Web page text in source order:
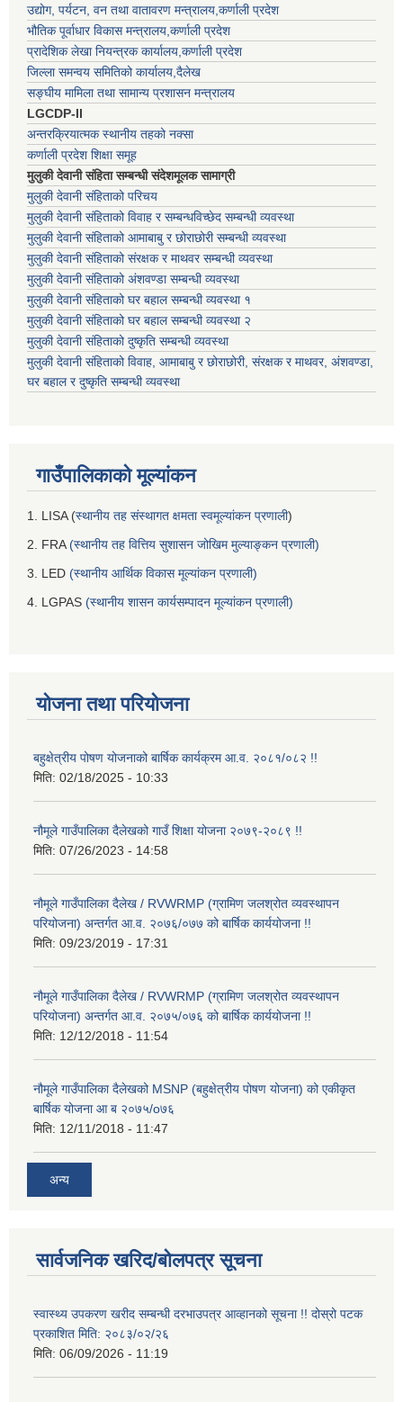
उद्योग, पर्यटन, वन तथा वातावरण मन्त्रालय,कर्णाली प्रदेश
भौतिक पूर्वाधार विकास मन्त्रालय,कर्णाली प्रदेश
प्रादेशिक लेखा नियन्त्रक कार्यालय,कर्णाली प्रदेश
जिल्ला समन्वय समितिको कार्यालय,दैलेख
सङ्घीय मामिला तथा सामान्य प्रशासन मन्त्रालय
LGCDP-II
अन्तरक्रियात्मक स्थानीय तहको नक्सा
कर्णाली प्रदेश शिक्षा समूह
मुलुकी देवानी संहिता सम्बन्धी संदेशमूलक सामाग्री
मुलुकी देवानी संहिताको परिचय
मुलुकी देवानी संहिताको विवाह र सम्बन्धविच्छेद सम्बन्धी व्यवस्था
मुलुकी देवानी संहिताको आमाबाबु र छोराछोरी सम्बन्धी व्यवस्था
मुलुकी देवानी संहिताको संरक्षक र माथवर सम्बन्धी व्यवस्था
मुलुकी देवानी संहिताको अंशवण्डा सम्बन्धी व्यवस्था
मुलुकी देवानी संहिताको घर बहाल सम्बन्धी व्यवस्था १
मुलुकी देवानी संहिताको घर बहाल सम्बन्धी व्यवस्था २
मुलुकी देवानी संहिताको दुष्कृति सम्बन्धी व्यवस्था
मुलुकी देवानी संहिताको विवाह, आमाबाबु र छोराछोरी, संरक्षक र माथवर, अंशवण्डा,
घर बहाल र दुष्कृति सम्बन्धी व्यवस्था
गाउँपालिकाको मूल्यांकन
1. LISA (स्थानीय तह संस्थागत क्षमता स्वमूल्यांकन प्रणाली)
2. FRA(स्थानीय तह वित्तिय सुशासन जोखिम मुल्याङ्कन प्रणाली)
3. LED (स्थानीय आर्थिक विकास मूल्यांकन प्रणाली)
4. LGPAS (स्थानीय शासन कार्यसम्पादन मूल्यांकन प्रणाली)
योजना तथा परियोजना
बहुक्षेत्रीय पोषण योजनाको बार्षिक कार्यक्रम आ.व. २०८१/०८२ !!
मिति: 02/18/2025 - 10:33
नौमूले गाउँपालिका दैलेखको गाउँ शिक्षा योजना २०७९-२०८९ !!
मिति: 07/26/2023 - 14:58
नौमूले गाउँपालिका दैलेख / RVWRMP (ग्रामिण जलश्रोत व्यवस्थापन
परियोजना) अन्तर्गत आ.व. २०७६/०७७ को बार्षिक कार्ययोजना !!
मिति: 09/23/2019 - 17:31
नौमूले गाउँपालिका दैलेख / RVWRMP (ग्रामिण जलश्रोत व्यवस्थापन
परियोजना) अन्तर्गत आ.व. २०७५/०७६ को बार्षिक कार्ययोजना !!
मिति: 12/12/2018 - 11:54
नौमूले गाउँपालिका दैलेखको MSNP (बहुक्षेत्रीय पोषण योजना) को एकीकृत
बार्षिक योजना आ ब २०७५/o७६
मिति: 12/11/2018 - 11:47
अन्य
सार्वजनिक खरिद/बोलपत्र सूचना
स्वास्थ्य उपकरण खरीद सम्बन्धी दरभाउपत्र आव्हानको सूचना !! दोस्रो पटक
प्रकाशित मिति: २०८३/०२/२६
मिति: 06/09/2026 - 11:19